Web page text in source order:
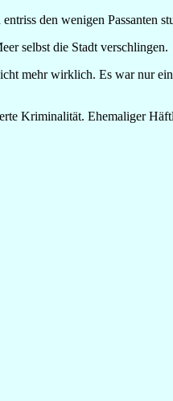
den wenigen Passanten
selbst die Stadt verschlingen.
mehr wirklich. Es war nur
Kriminalität. Ehemaliger